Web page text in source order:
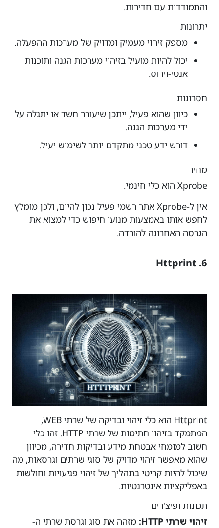
והתמודדות עם חדירות.
יתרונות
מספק זיהוי מעמיק ומדויק של מערכות ההפעלה.
יכול להיות מועיל בזיהוי מערכות הגנה ותוכנות
אנטי-וירוס.
חסרונות
כיוון שהוא פעיל, ייתכן שיעורר חשד או יתגלה על
ידי מערכות הגנה.
דורש ידע טכני מתקדם יותר לשימוש יעיל.
מחיר
Xprobe הוא כלי חינמי.
אין ל-Xprobe אתר רשמי פעיל נכון להיום, ולכן מומלץ
לחפש אותו באמצעות מנועי חיפוש כדי למצוא את
הגרסה האחרונה להורדה.
6. Httprint
Httprint הוא כלי זיהוי ובדיקה של שרתי WEB,
המתמקד בזיהוי חתימות של שרתי HTTP. זהו כלי
חשוב למומחי אבטחת מידע ובדיקות חדירה, מכיוון
שהוא מאפשר זיהוי מדויק של סוגי שרתים וגרסאות, מה
שיכול להיות קריטי בתהליך של זיהוי פגיעויות וחולשות
באפליקציות אינטרנטיות.
תכונות ופיצ'רים
זיהוי שרתי HTTP:
מזהה את סוג וגרסת שרתי ה-